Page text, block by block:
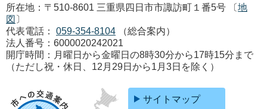
所在地：〒510-8601 三重県四日市市諏訪町１番5号 〔地
図 〕
代表電話：
059-354-8104
（総合案内）
法人番号：6000020242021
開庁時間：月曜日から金曜日の8時30分から17時15分まで
（ただし祝・休日、12月29日から1月3日を除く）
サイトマップ